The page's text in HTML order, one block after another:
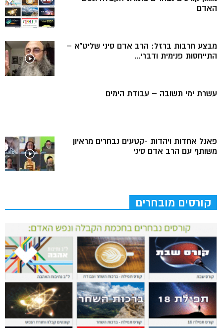
האדם
מבצע חרבות ברזל: הרב אדם סיני שליט”א –
התייחסות פנימית ודברי...
עשרת ימי תשובה – עבודת הימים
פאנל אחדות ויהדות -קטעים נבחרים מראיון
משותף עם הרב אדם סיני
קורסים מובחרים